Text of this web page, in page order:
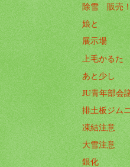
除雪 販売
娘と
展示場
上毛かる
あと少し
JU青年部会
排土板ジム
凍結注意
大雪注意
銀化